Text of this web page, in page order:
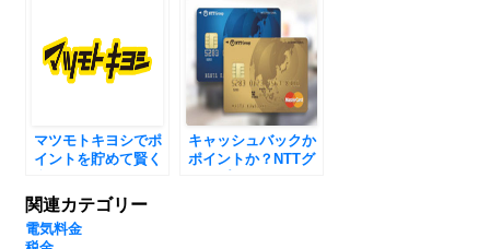
マツモトキヨシでポ
イントを貯めて賢く
キャッシュバックか
ポイントか？NTTグ
関連カテゴリー
電気料金